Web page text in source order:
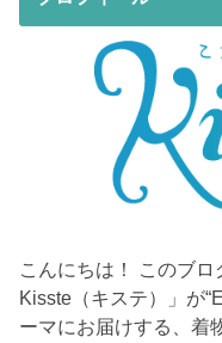
こんにちは！ このブ
Kisste（キステ）」が
ーマにお届けする、着